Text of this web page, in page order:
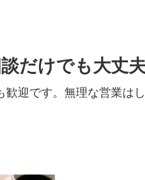
だけでも大丈夫
迎です。無理な営業はし